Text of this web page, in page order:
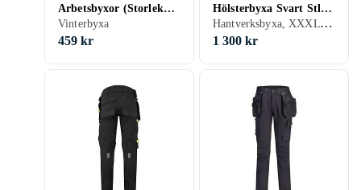
Arbetsbyxor (Storlek
41)
Vinterbyxa
459 kr
Hölsterbyxa Svart Stl
C54
Hantverksbyxa, XXXL (3XL)
1 300 kr